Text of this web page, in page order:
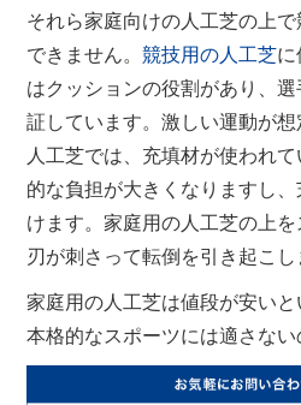
それら家庭向けの人工芝の上
できません。競技用の人工芝に
はクッションの役割があり、
証しています。激しい運動が
人工芝では、充填材が使われ
的な負担が大きくなりますし
けます。家庭用の人工芝の上
刃が刺さって転倒を引き起こし
家庭用の人工芝は値段が安いと
本格的なスポーツには適さない